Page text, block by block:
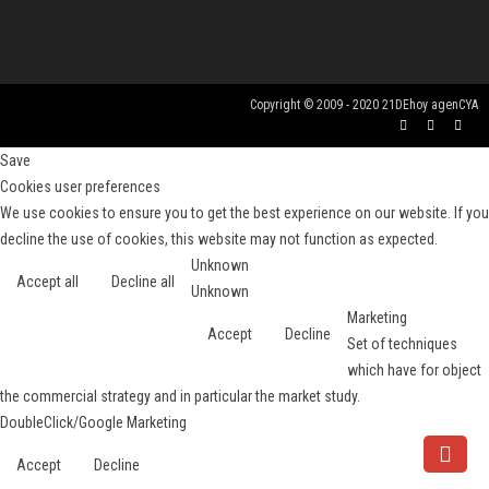
Copyright © 2009 - 2020 21DEhoy agenCYA
Save
Cookies user preferences
We use cookies to ensure you to get the best experience on our website. If you
decline the use of cookies, this website may not function as expected.
Accept all Decline all
Unknown
Unknown
Accept Decline
Marketing
Set of techniques
which have for object
the commercial strategy and in particular the market study.
DoubleClick/Google Marketing
Accept Decline